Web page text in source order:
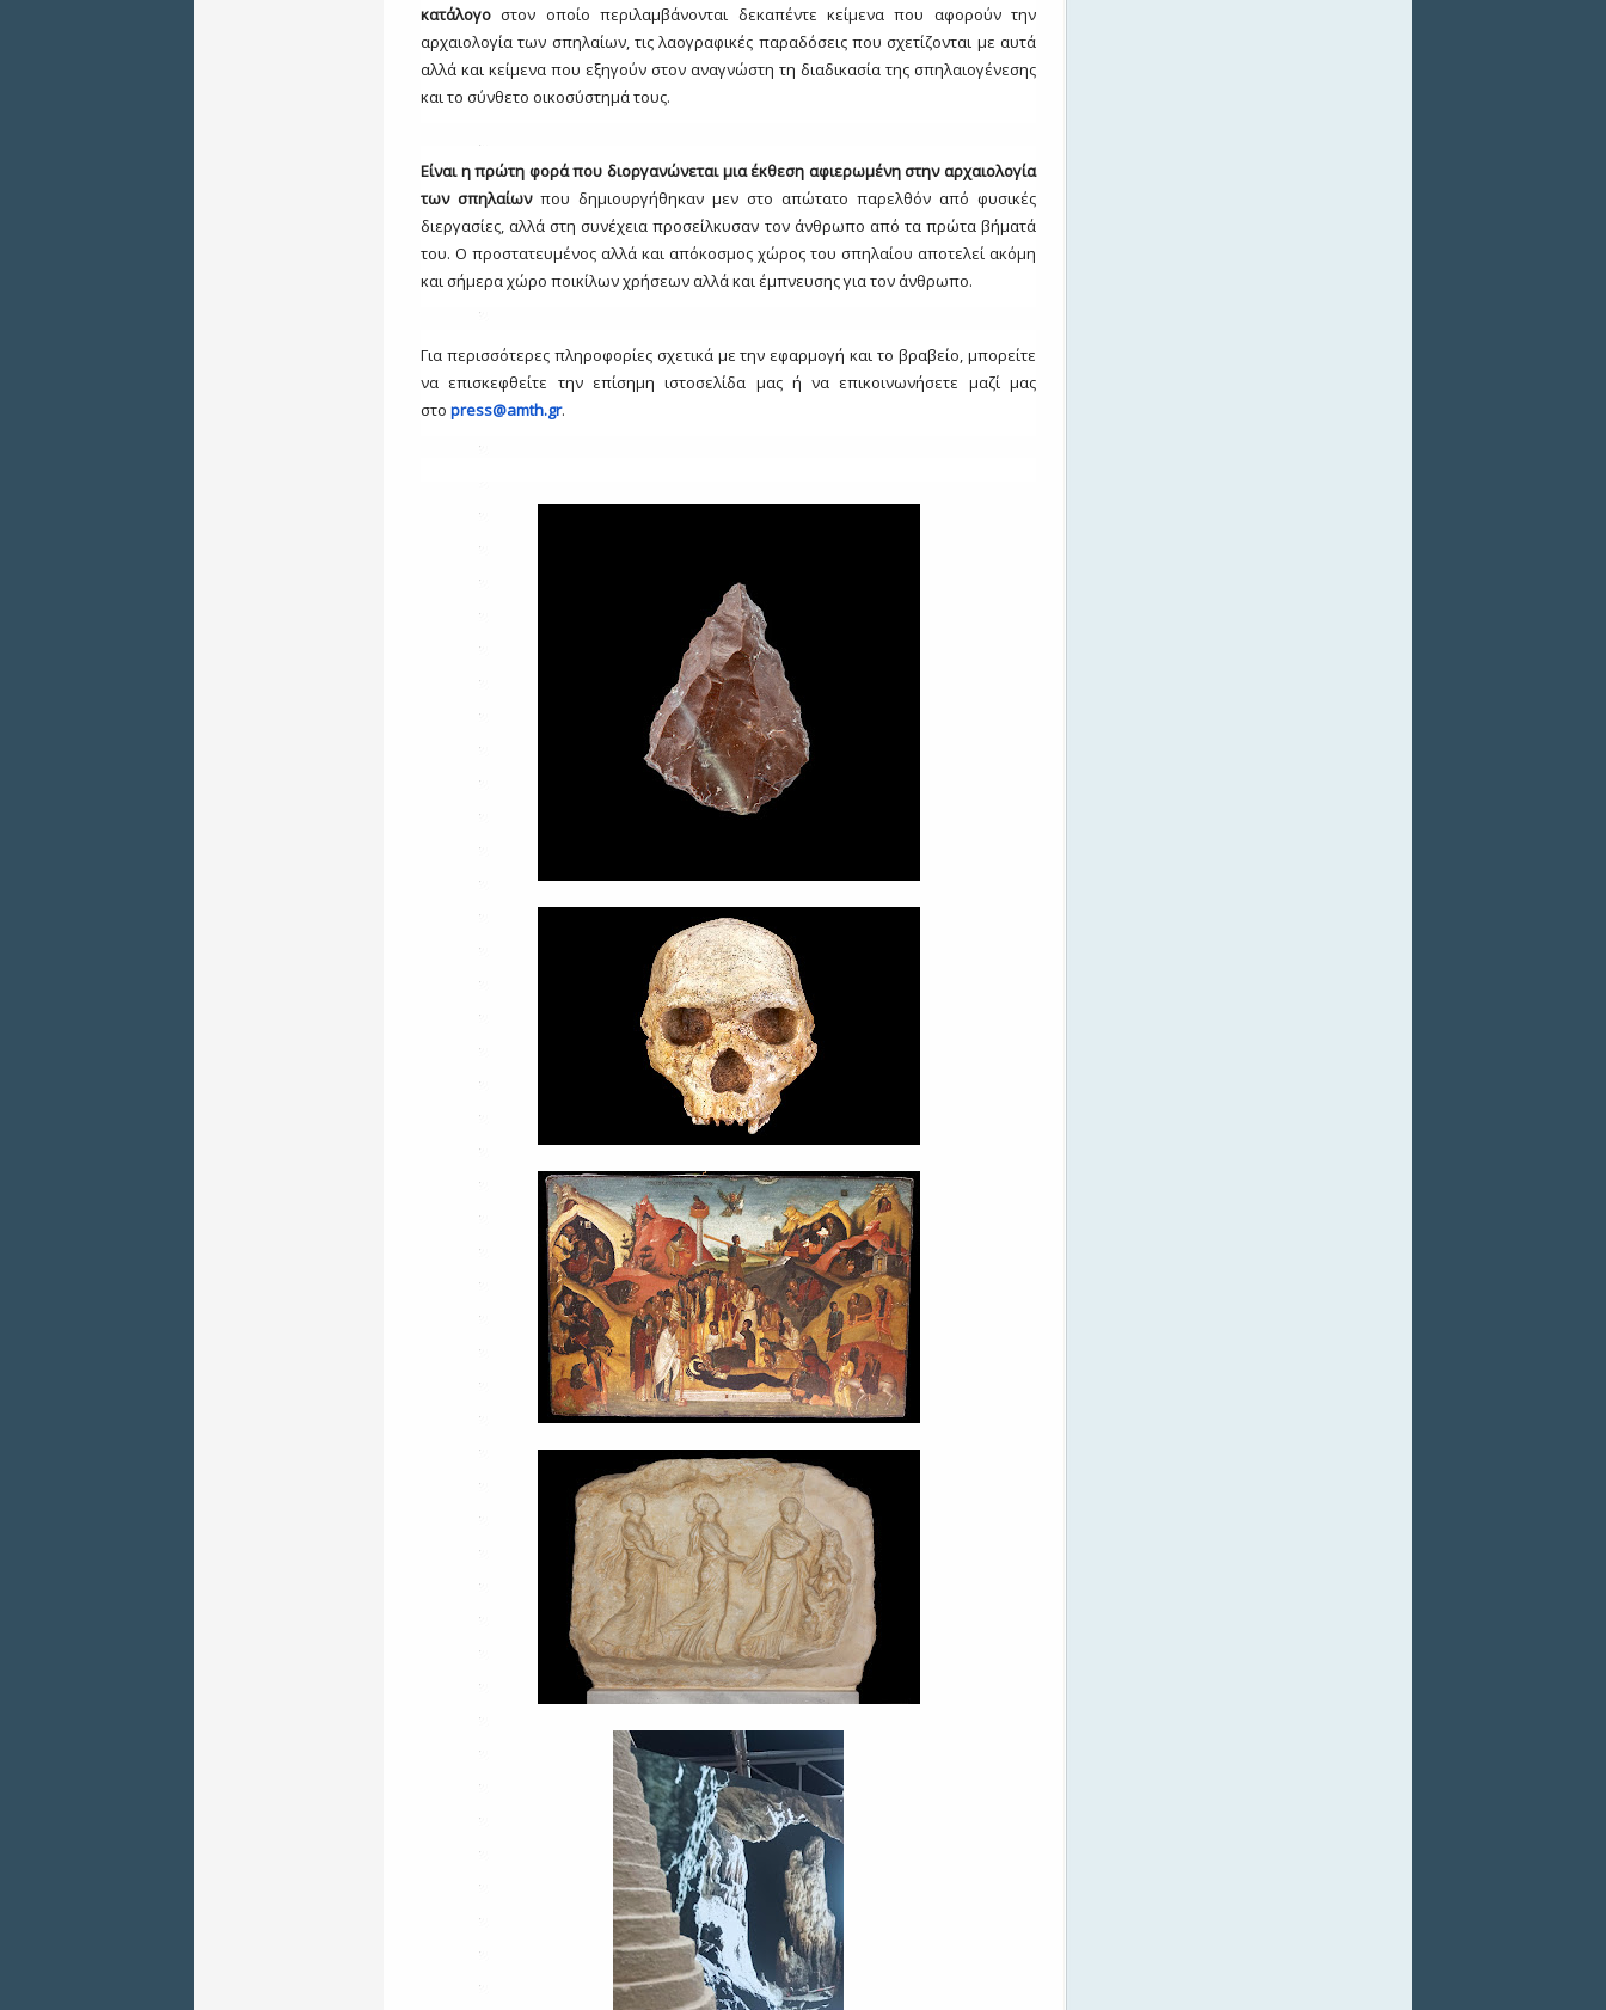
κατάλογο στον οποίο περιλαμβάνονται δεκαπέντε κείμενα που αφορούν την
αρχαιολογία των σπηλαίων, τις λαογραφικές παραδόσεις που σχετίζονται με αυτά
αλλά και κείμενα που εξηγούν στον αναγνώστη τη διαδικασία της σπηλαιογένεσης
και το σύνθετο οικοσύστημά τους.
Είναι η πρώτη φορά που διοργανώνεται μια έκθεση αφιερωμένη στην αρχαιολογία
των σπηλαίων που δημιουργήθηκαν μεν στο απώτατο παρελθόν από φυσικές
διεργασίες, αλλά στη συνέχεια προσείλκυσαν τον άνθρωπο από τα πρώτα βήματά
του. Ο προστατευμένος αλλά και απόκοσμος χώρος του σπηλαίου αποτελεί ακόμη
και σήμερα χώρο ποικίλων χρήσεων αλλά και έμπνευσης για τον άνθρωπο.
Για περισσότερες πληροφορίες σχετικά με την εφαρμογή και το βραβείο, μπορείτε
να επισκεφθείτε την επίσημη ιστοσελίδα μας ή να επικοινωνήσετε μαζί μας
στο press@amth.gr.